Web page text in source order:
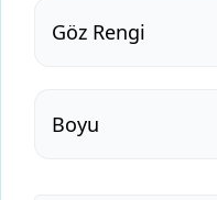
Göz Rengi
Boyu